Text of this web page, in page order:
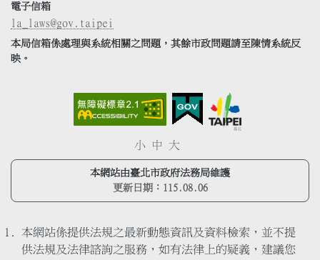
電子信箱
la_laws@gov.taipei
本局信箱係處理與系統相關之問題，其餘市政問題請至陳情系統反
映。
小 中 大
本網站由臺北市政府法務局維護
更新日期： 115.08.06
本網站係提供法規之最新動態資訊及資料檢索，並不提
供法規及法律諮詢之服務，如有法律上的疑義，建議您